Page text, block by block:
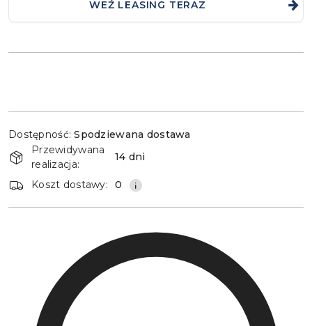
WEŹ LEASING TERAZ
i
dostawa
Dostępność: Spodziewana dostawa
Przewidywana
realizacja:
14 dni
Koszt dostawy: 0